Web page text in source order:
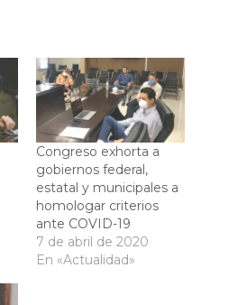
Congreso exhorta a
gobiernos federal,
estatal y municipales a
homologar criterios
ante COVID-19
7 de abril de 2020
En «Actualidad»